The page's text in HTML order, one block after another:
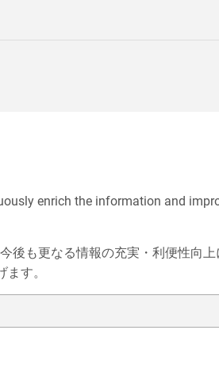
enrich the information and
も更なる情報の充実・利便性向
す。